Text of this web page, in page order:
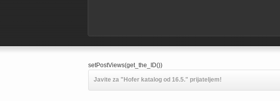
setPostViews(get_the_ID())
Javite za "Hofer katalog od 16.5." prijateljem!